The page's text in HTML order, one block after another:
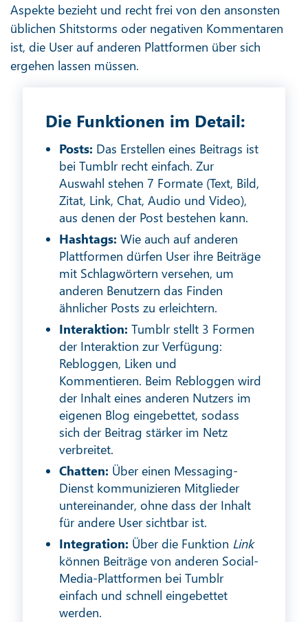
Aspekte bezieht und recht frei von den ansonsten
üblichen Shitstorms oder negativen Kommentaren
ist, die User auf anderen Plattformen über sich
ergehen lassen müssen.
Die Funktionen im Detail:
Posts: Das Erstellen eines Beitrags ist
bei Tumblr recht einfach. Zur
Auswahl stehen 7 Formate (Text, Bild,
Zitat, Link, Chat, Audio und Video),
aus denen der Post bestehen kann.
Hashtags: Wie auch auf anderen
Plattformen dürfen User ihre Beiträge
mit Schlagwörtern versehen, um
anderen Benutzern das Finden
ähnlicher Posts zu erleichtern.
Interaktion: Tumblr stellt 3 Formen
der Interaktion zur Verfügung:
Rebloggen, Liken und
Kommentieren. Beim Rebloggen wird
der Inhalt eines anderen Nutzers im
eigenen Blog eingebettet, sodass
sich der Beitrag stärker im Netz
verbreitet.
Chatten: Über einen Messaging-
Dienst kommunizieren Mitglieder
untereinander, ohne dass der Inhalt
für andere User sichtbar ist.
Integration: Über die Funktion Link
können Beiträge von anderen Social-
Media-Plattformen bei Tumblr
einfach und schnell eingebettet
werden.